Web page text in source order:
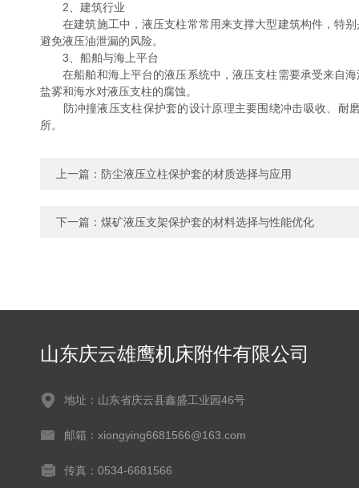
2、建筑行业
在建筑施工中，液压支柱常常用来支撑大型建筑构件，特别
避免液压油泄漏的风险。
3、船舶与海上平台
在船舶和海上平台的液压系统中，液压支柱需要承受来自海
盐雾和海水对液压支柱的腐蚀。
防冲撞液压支柱保护套的设计原理主要围绕冲击吸收、耐磨
所。
上一篇： 防尘液压立柱保护套的材质选择与应用
下一篇： 煤矿液压支架保护套的材料选择与性能优化
山东庆云雄鹰机床附件有限公司
地址：山东省庆云县鑫盛工业园46号
邮箱：xiongying6681566@163.com
传真：0534-6681566